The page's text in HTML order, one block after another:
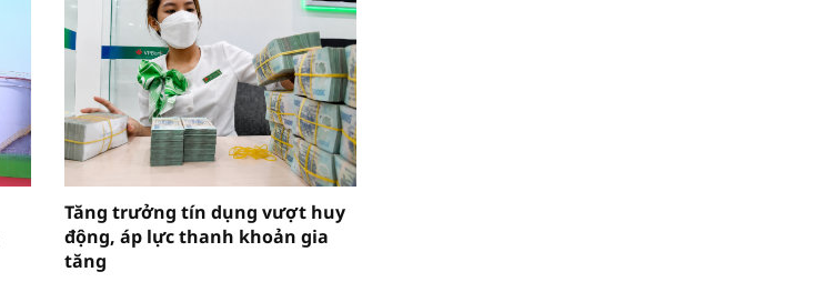
Tăng trưởng tín dụng vượt huy
động, áp lực thanh khoản gia
tăng